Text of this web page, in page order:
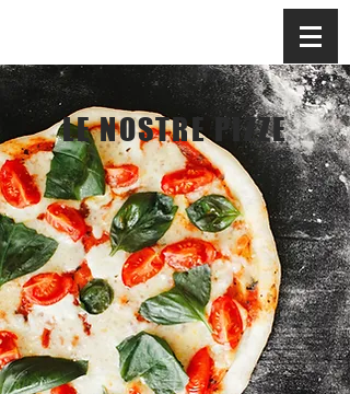
LE NOSTRE PIZZE